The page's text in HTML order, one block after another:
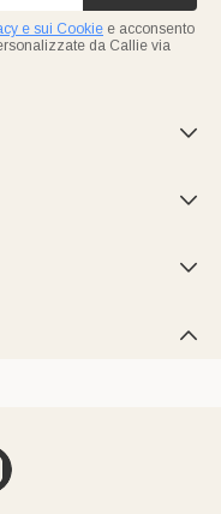
e sui Cookie e acconsento
da Callie via



